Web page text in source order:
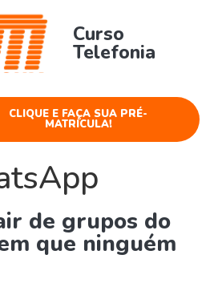
Curso
Telefonia
CLIQUE E FAÇA SUA PRÉ-
MATRÍCULA!
de grupos do
que ninguém